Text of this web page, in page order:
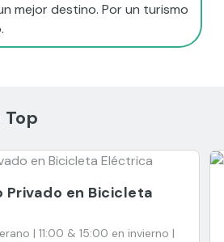
mejor destino. Por un turismo
Privado en Bicicleta
| 11:00 & 15:00 en invierno |